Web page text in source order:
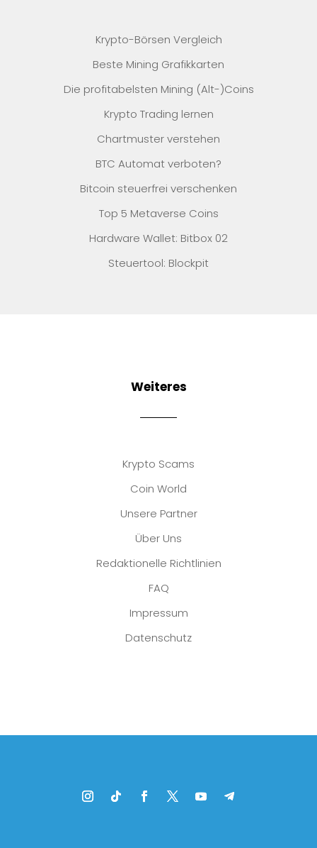
Krypto-Börsen Vergleich
Beste Mining Grafikkarten
Die profitabelsten Mining (Alt-)Coins
Krypto Trading lernen
Chartmuster verstehen
BTC Automat verboten?
Bitcoin steuerfrei verschenken
Top 5 Metaverse Coins
Hardware Wallet: Bitbox 02
Steuertool: Blockpit
Weiteres
Krypto Scams
Coin World
Unsere Partner
Über Uns
Redaktionelle Richtlinien
FAQ
Impressum
Datenschutz